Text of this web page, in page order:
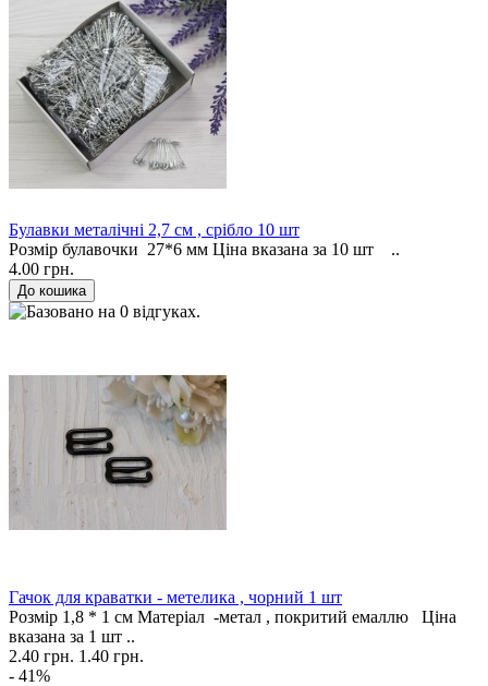
Булавки металічні 2,7 см , срібло 10 шт
Розмір булавочки 27*6 мм Ціна вказана за 10 шт ..
4.00 грн.
Гачок для краватки - метелика , чорний 1 шт
Розмір 1,8 * 1 см Матеріал -метал , покритий емаллю Ціна
вказана за 1 шт ..
2.40 грн. 1.40 грн.
- 41%